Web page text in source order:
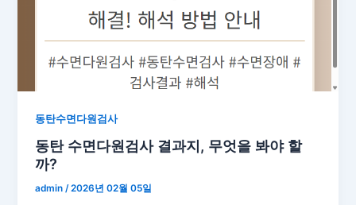
동탄수면다원검사
동탄 수면다원검사 결과지, 무엇을 봐야 할
까?
admin/2026년 02월 05일